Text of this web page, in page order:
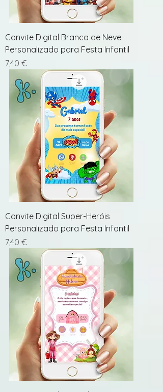
Convite Digital Branca de Neve
Personalizado para Festa Infantil
Preço
7,40 €
Convite Digital Super-Heróis
Personalizado para Festa Infantil
Preço
7,40 €